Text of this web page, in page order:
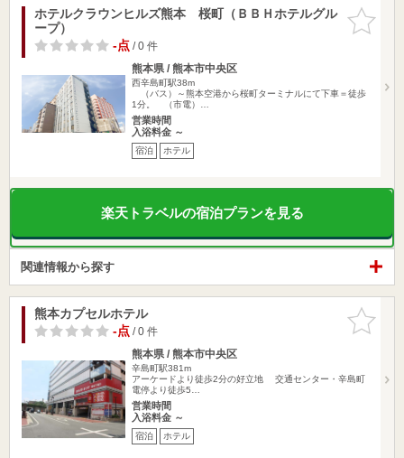
お気に入
りに追加
ホテルクラウンヒルズ熊本 桜町（ＢＢＨホテルグル
ープ）
-点/ 0 件
熊本県 / 熊本市中央区
西辛島町駅38m
（バス）～熊本空港から桜町ターミナルにて下車＝徒歩
1分。 （市電）…
営業時間
入浴料金 ～
宿泊 ホテル
楽天トラベルの宿泊プランを見る
関連情報から探す
お気に入
りに追加
熊本カプセルホテル
-点/ 0 件
熊本県 / 熊本市中央区
辛島町駅381m
アーケードより徒歩2分の好立地 交通センター・辛島町
電停より徒歩5…
営業時間
入浴料金 ～
宿泊 ホテル